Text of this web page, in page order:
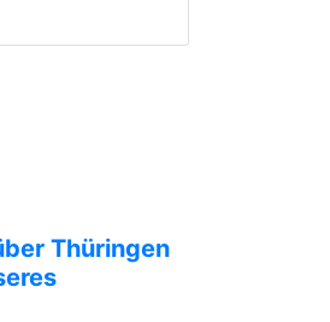
Thüringen